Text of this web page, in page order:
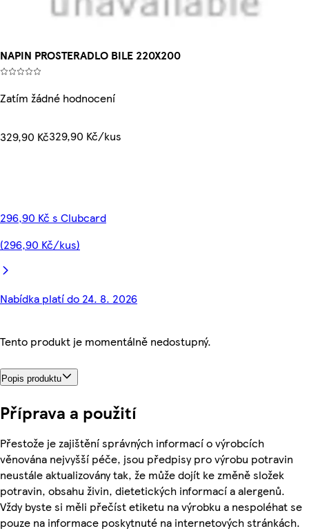
NAPIN PROSTERADLO BILE 220X200
Zatím žádné hodnocení
329,90 Kč329,90 Kč/kus
296,90 Kč s Clubcard
(296,90 Kč/kus)
Nabídka platí do 24. 8. 2026
Tento produkt je momentálně nedostupný.
Popis produktu
Příprava a použití
Přestože je zajištění správných informací o výrobcích
věnována nejvyšší péče, jsou předpisy pro výrobu potravin
neustále aktualizovány tak, že může dojít ke změně složek
potravin, obsahu živin, dietetických informací a alergenů.
Vždy byste si měli přečíst etiketu na výrobku a nespoléhat se
pouze na informace poskytnuté na internetových stránkách.